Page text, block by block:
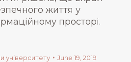
життя у
просторі.
університету June 19, 2019